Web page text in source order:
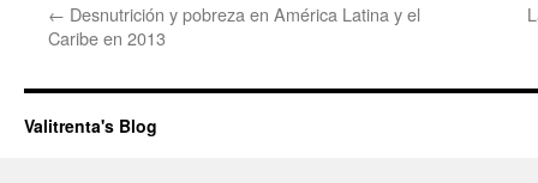
← Desnutrición y pobreza en América Latina y el
Caribe en 2013
Valitrenta's Blog